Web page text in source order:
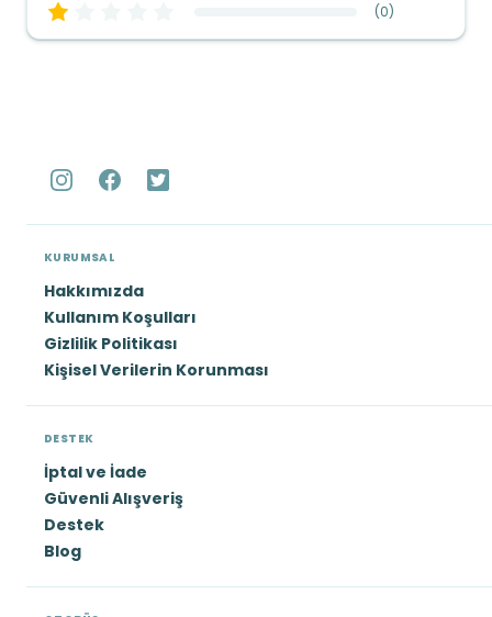
(0)
KURUMSAL
Hakkımızda
Kullanım Koşulları
Gizlilik Politikası
Kişisel Verilerin Korunması
DESTEK
İptal ve İade
Güvenli Alışveriş
Destek
Blog